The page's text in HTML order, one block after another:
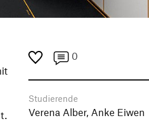
0
Studierende
Verena Alber, Anke Eiwen